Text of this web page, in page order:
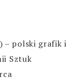
– polski grafik i
Sztuk